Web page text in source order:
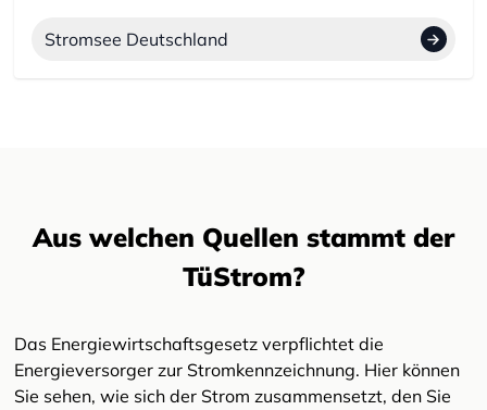
Stromsee Deutschland
Aus welchen Quellen stammt der
TüStrom?
Das Energiewirtschaftsgesetz verpflichtet die
Energieversorger zur Stromkennzeichnung. Hier können
Sie sehen, wie sich der Strom zusammensetzt, den Sie